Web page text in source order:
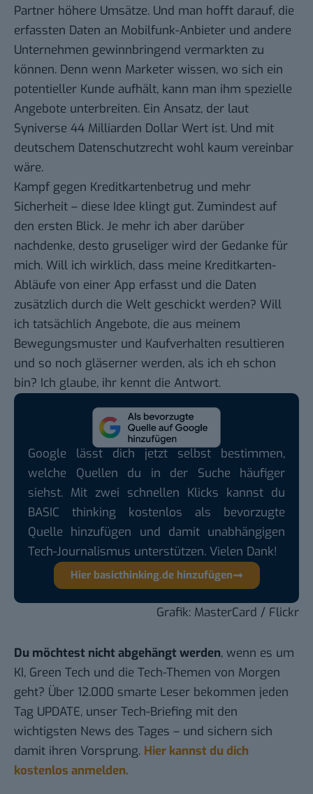
Partner höhere Umsätze. Und man hofft darauf, die
erfassten Daten an Mobilfunk-Anbieter und andere
Unternehmen gewinnbringend vermarkten zu
können. Denn wenn Marketer wissen, wo sich ein
potentieller Kunde aufhält, kann man ihm spezielle
Angebote unterbreiten. Ein Ansatz, der laut
Syniverse 44 Milliarden Dollar Wert ist. Und mit
deutschem Datenschutzrecht wohl kaum vereinbar
wäre.
Kampf gegen Kreditkartenbetrug und mehr
Sicherheit – diese Idee klingt gut. Zumindest auf
den ersten Blick. Je mehr ich aber darüber
nachdenke, desto gruseliger wird der Gedanke für
mich. Will ich wirklich, dass meine Kreditkarten-
Abläufe von einer App erfasst und die Daten
zusätzlich durch die Welt geschickt werden? Will
ich tatsächlich Angebote, die aus meinem
Bewegungsmuster und Kaufverhalten resultieren
und so noch gläserner werden, als ich eh schon
bin? Ich glaube, ihr kennt die Antwort.
Google lässt dich jetzt selbst bestimmen,
welche Quellen du in der Suche häufiger
siehst. Mit zwei schnellen Klicks kannst du
BASIC thinking kostenlos als bevorzugte
Quelle hinzufügen und damit unabhängigen
Tech-Journalismus unterstützen. Vielen Dank!
Hier basicthinking.de hinzufügen
Grafik: MasterCard / Flickr
Du möchtest nicht abgehängt werden, wenn es um
KI, Green Tech und die Tech-Themen von Morgen
geht? Über 12.000 smarte Leser bekommen jeden
Tag UPDATE, unser Tech-Briefing mit den
wichtigsten News des Tages – und sichern sich
damit ihren Vorsprung. Hier kannst du dich
kostenlos anmelden.